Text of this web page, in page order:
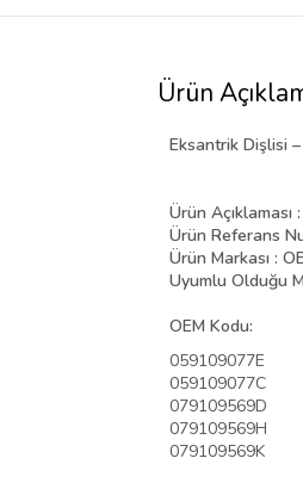
Ürün
Eksantrik Dişlisi
Ürün Açıklaması
Ürün Referans
Ürün Markası :
Uyumlu Olduğu
OEM Kodu:
059109077E
059109077C
079109569D
079109569H
079109569K